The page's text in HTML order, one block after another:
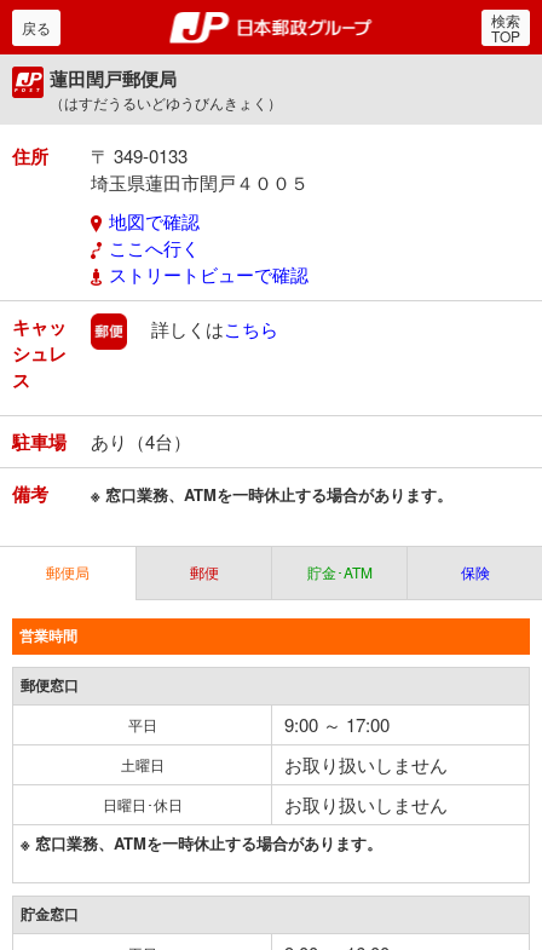
郵便局・日本郵政グルー
戻る 検索
TOP
蓮田閏戸郵便局
（はすだうるいどゆうびんきょく）
住所
〒 349-0133
埼玉県蓮田市閏戸４００５
地図で確認
ここへ行く
ストリートビューで確認
キャッ
シュレ
ス
郵便
詳しくはこちら
駐車場 あり（4台）
備考 ※ 窓口業務、ATMを一時休止する場合があります。
郵便局 郵便 貯金･ATM 保険
営業時間
郵便窓口
平日 9:00 ～ 17:00
土曜日 お取り扱いしません
日曜日･休日 お取り扱いしません
※ 窓口業務、ATMを一時休止する場合があります。
貯金窓口